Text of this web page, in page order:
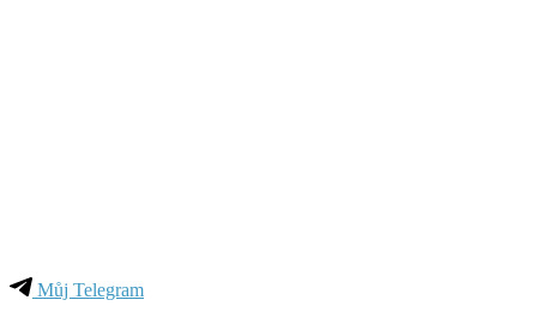
Můj Telegram